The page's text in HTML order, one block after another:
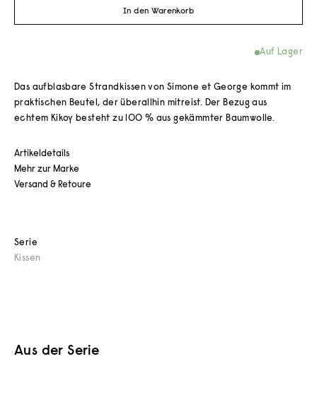
Serie
Kissen
In den Warenkorb
Auf Lager
Das aufblasbare Strandkissen von Simone et George kommt im
praktischen Beutel, der überallhin mitreist. Der Bezug aus
echtem Kikoy besteht zu 100 % aus gekämmter Baumwolle.
Artikeldetails
Mehr zur Marke
Versand & Retoure
Aus der Serie